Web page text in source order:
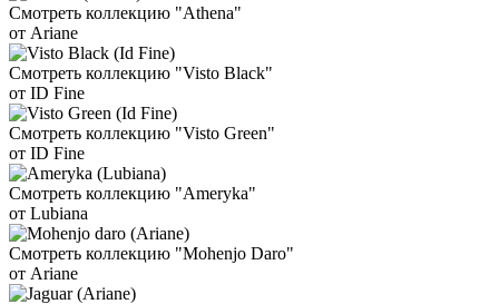
Смотреть коллекцию "Athena"
от Ariane
Смотреть коллекцию "Visto Black"
от ID Fine
Смотреть коллекцию "Visto Green"
от ID Fine
Смотреть коллекцию "Ameryka"
от Lubiana
Смотреть коллекцию "Mohenjo Daro"
от Ariane